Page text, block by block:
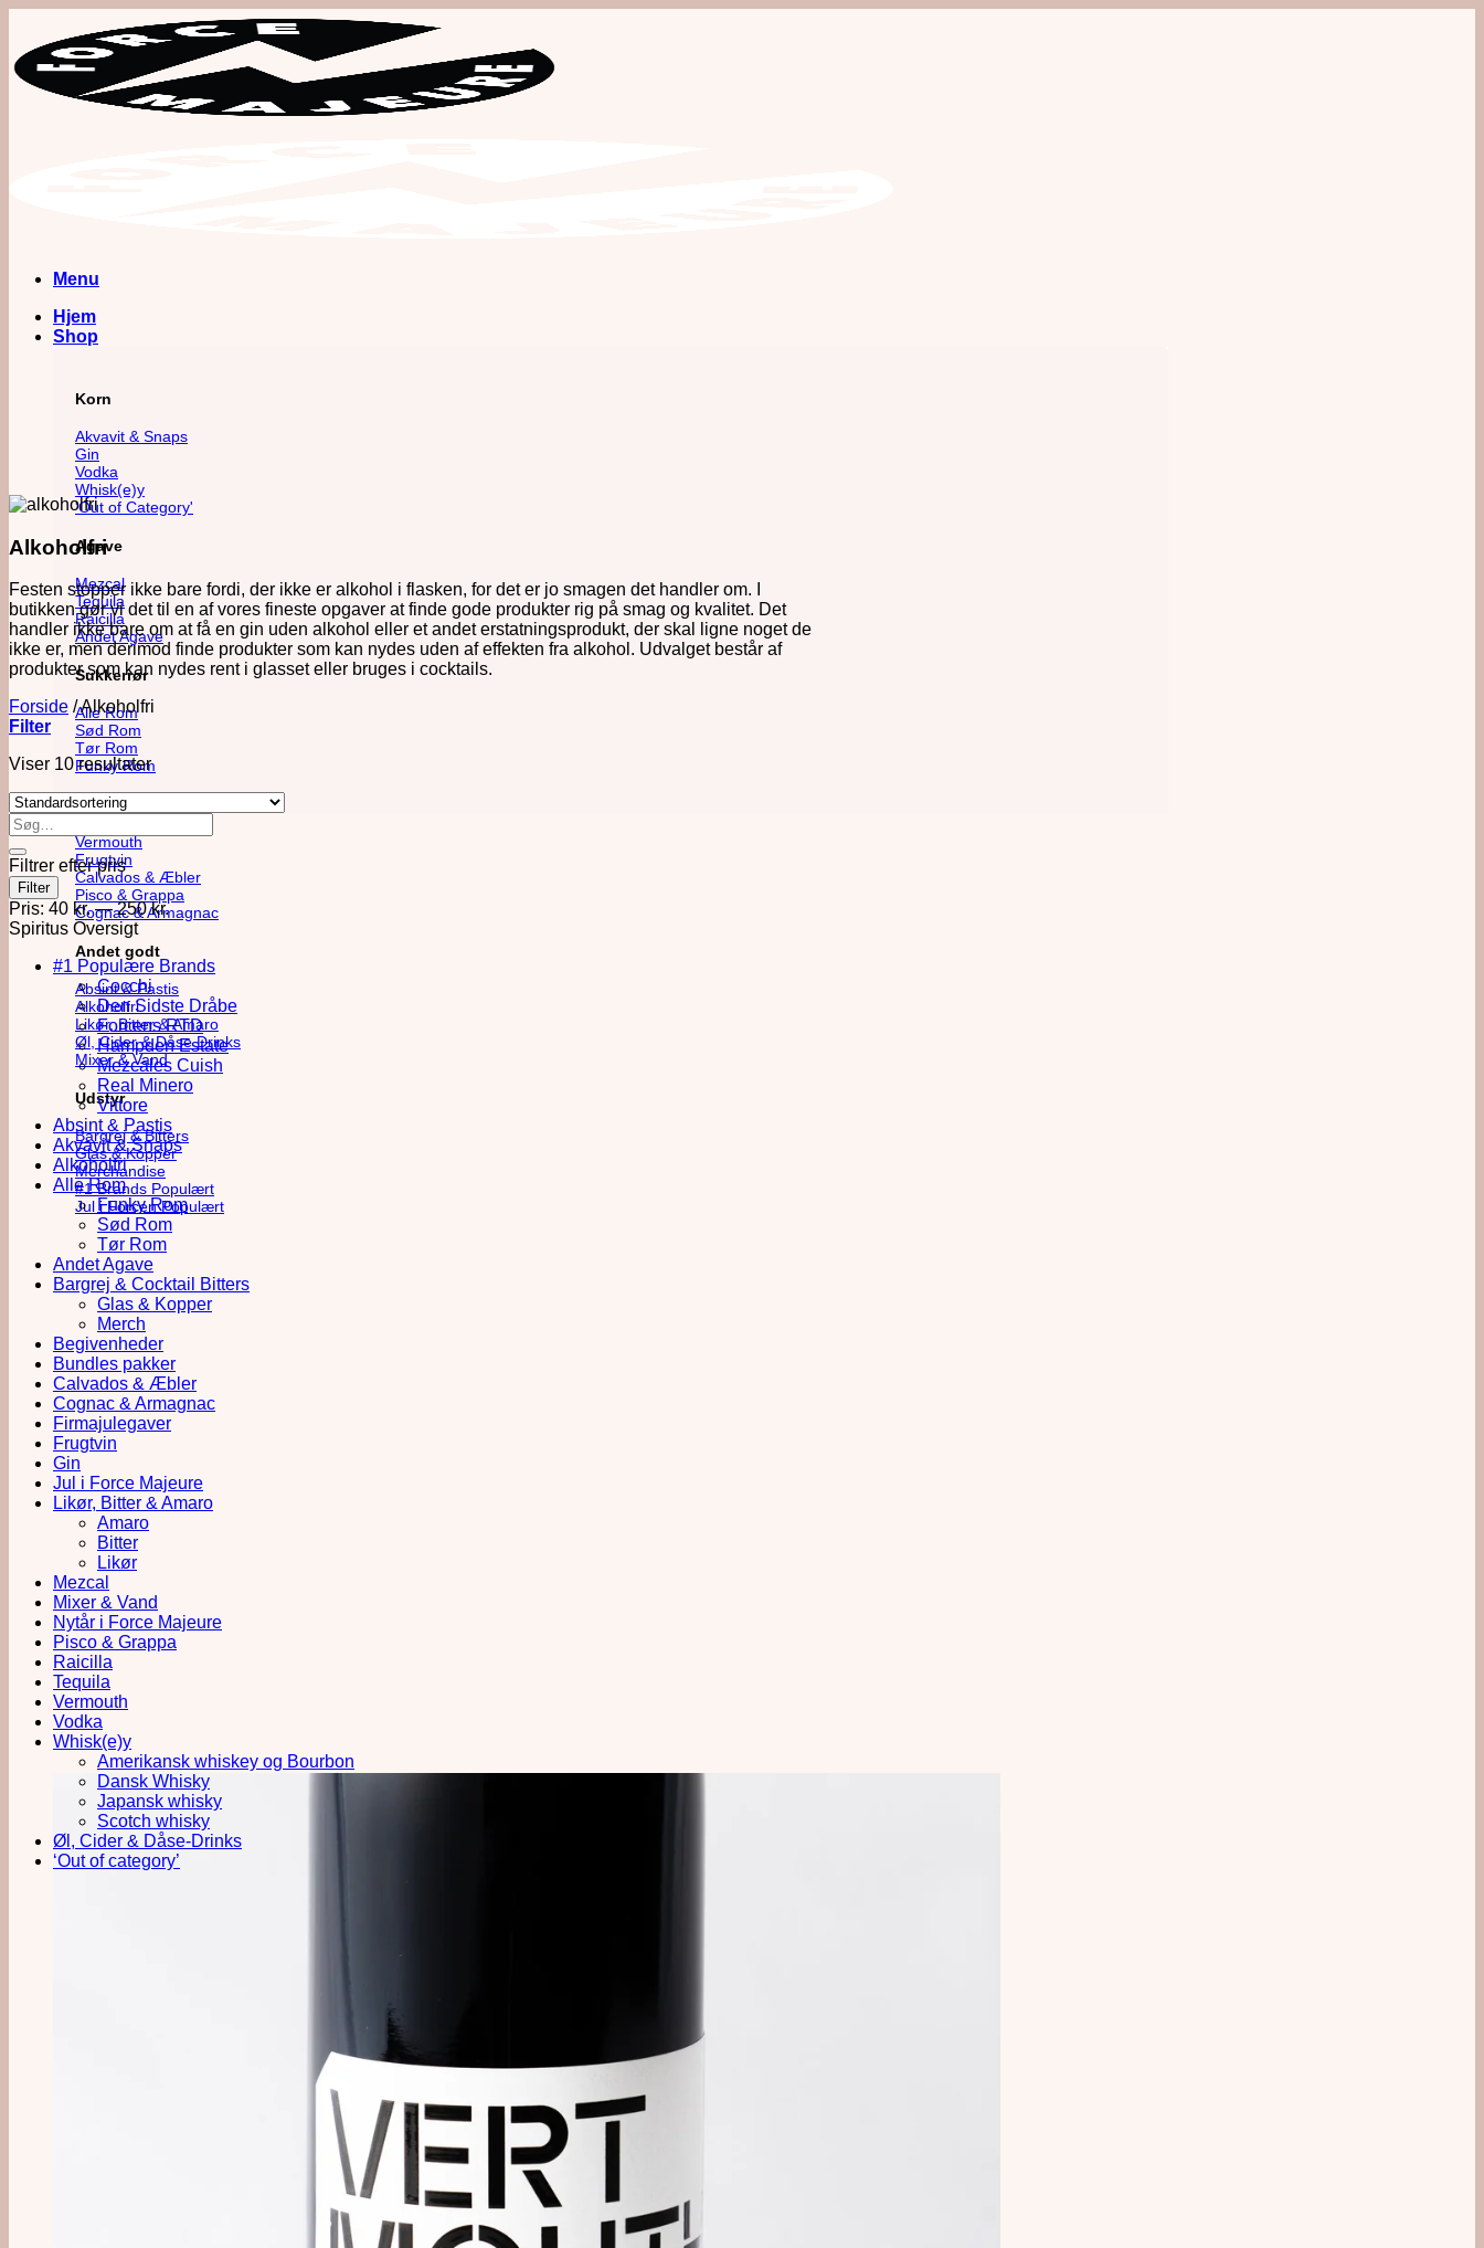
indhold
Menu
Hjem
Shop
Korn
Akvavit & Snaps
Gin
Vodka
Whisk(e)y
'Out of Category'
Agave
Mezcal
Tequila
Raicilla
Andet Agave
Sukkerrør
Alle Rom
Sød Rom
Tør Rom
Funky Rom
Frugt
Vermouth
Frugtvin
Calvados & Æbler
Pisco & Grappa
Cognac & Armagnac
Andet godt
Absint & Pastis
Alkoholfri
Likør, Bitter & Amaro
Øl, Cider & Dåse Drinks
Mixer & Vand
Udstyr
Bargrej & Bitters
Glas & Kopper
Merchandise
#1 Brands
Jul i Forcen
Alkoholfri
Festen stopper ikke bare fordi, der ikke er alkohol i flasken, for det er jo smagen det handler om. I
butikken gør vi det til en af vores fineste opgaver at finde gode produkter rig på smag og kvalitet. Det
handler ikke bare om at få en gin uden alkohol eller et andet erstatningsprodukt, der skal ligne noget de
ikke er, men derimod finde produkter som kan nydes uden af effekten fra alkohol. Udvalget består af
produkter som kan nydes rent i glasset eller bruges i cocktails.
Forside /Alkoholfri
Filter
Viser 10 resultater
Søg
efter:
Filtrer efter pris
Mindste
pris
Højeste
pris
Filter
Pris: 40 kr.—250 kr.
Spiritus Oversigt
#1 Populære Brands
Cocchi
Den Sidste Dråbe
Forcens RTD
Hampden Estate
Mezcales Cuish
Real Minero
Vittore
Absint & Pastis
Akvavit & Snaps
Alkoholfri
Alle Rom
Funky Rom
Sød Rom
Tør Rom
Andet Agave
Bargrej & Cocktail Bitters
Glas & Kopper
Merch
Begivenheder
Bundles pakker
Calvados & Æbler
Cognac & Armagnac
Firmajulegaver
Frugtvin
Gin
Jul i Force Majeure
Likør, Bitter & Amaro
Amaro
Bitter
Likør
Mezcal
Mixer & Vand
Nytår i Force Majeure
Pisco & Grappa
Raicilla
Tequila
Vermouth
Vodka
Whisk(e)y
Amerikansk whiskey og Bourbon
Dansk Whisky
Japansk whisky
Scotch whisky
Øl, Cider & Dåse-Drinks
‘Out of category’